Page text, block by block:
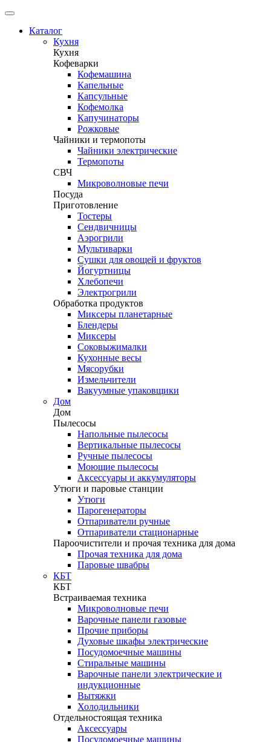
Каталог
Кухня
Кухня
Кофеварки
Кофемашина
Капельные
Капсульные
Кофемолка
Капучинаторы
Рожковые
Чайники и термопоты
Чайники электрические
Термопоты
СВЧ
Микроволновые печи
Посуда
Приготовление
Тостеры
Сендвичницы
Аэрогрили
Мультиварки
Сушки для овощей и фруктов
Йогуртницы
Хлебопечи
Электрогрили
Обработка продуктов
Миксеры планетарные
Блендеры
Миксеры
Соковыжималки
Кухонные весы
Мясорубки
Измельчители
Вакуумные упаковщики
Дом
Дом
Пылесосы
Напольные пылесосы
Вертикальные пылесосы
Ручные пылесосы
Моющие пылесосы
Аксессуары и аккумуляторы
Утюги и паровые станции
Утюги
Парогенераторы
Отпариватели ручные
Отпариватели стационарные
Пароочистители и прочая техника для дома
Прочая техника для дома
Паровые швабры
КБТ
КБТ
Встраиваемая техника
Микроволновые печи
Варочные панели газовые
Прочие приборы
Духовые шкафы электрические
Посудомоечные машины
Стиральные машины
Варочные панели электрические и
индукционные
Вытяжки
Холодильники
Отдельностоящая техника
Аксессуары
Посудомоечные машины